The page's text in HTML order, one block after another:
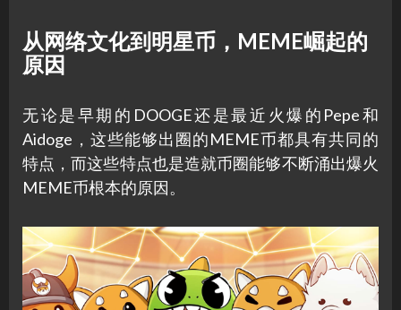
从网络文化到明星币，MEME崛起的
原因
无论是早期的DOOGE还是最近火爆的Pepe和
Aidoge，这些能够出圈的MEME币都具有共同的
特点，而这些特点也是造就币圈能够不断涌出爆火
MEME币根本的原因。